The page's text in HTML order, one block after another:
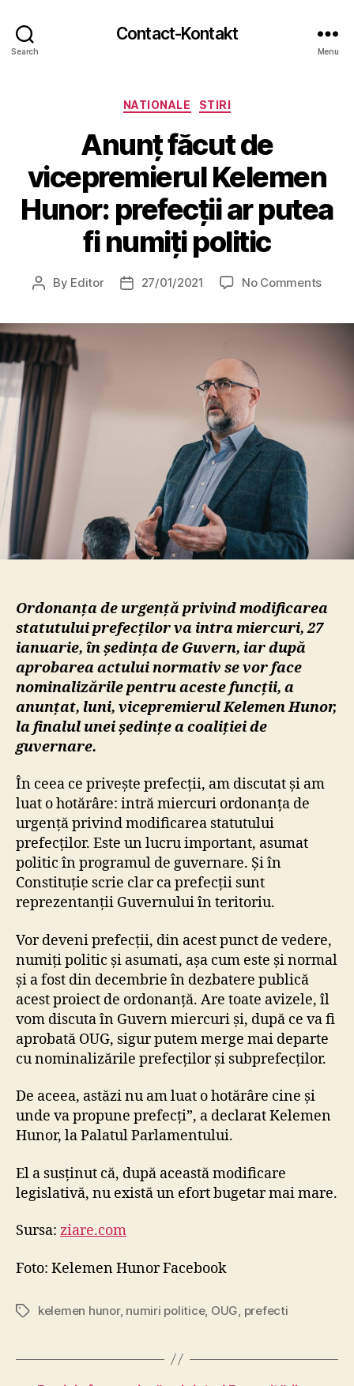
Search
Contact-Kontakt
Menu
Categories
NATIONALE STIRI
Anunț făcut de
vicepremierul Kelemen
Hunor: prefecții ar putea
fi numiți politic
Post
By Editor
Post27/01/2021 No Commentson
Ordonanța de urgență privind modificarea
statutului prefecților va intra miercuri, 27
ianuarie, în ședința de Guvern, iar după
aprobarea actului normativ se vor face
nominalizările pentru aceste funcții, a
anunțat, luni, vicepremierul Kelemen Hunor,
la finalul unei ședințe a coaliției de
guvernare.
În ceea ce privește prefecții, am discutat și am
luat o hotărâre: intră miercuri ordonanța de
urgență privind modificarea statutului
prefecților. Este un lucru important, asumat
politic în programul de guvernare. Și în
Constituție scrie clar ca prefecții sunt
reprezentanții Guvernului în teritoriu.
Vor deveni prefecții, din acest punct de vedere,
numiți politic și asumati, așa cum este și normal
și a fost din decembrie în dezbatere publică
acest proiect de ordonanță. Are toate avizele, îl
vom discuta în Guvern miercuri și, după ce va fi
aprobată OUG, sigur putem merge mai departe
cu nominalizările prefecților și subprefecților.
De aceea, astăzi nu am luat o hotărâre cine și
unde va propune prefecți”, a declarat Kelemen
Hunor, la Palatul Parlamentului.
El a susținut că, după această modificare
legislativă, nu există un efort bugetar mai mare.
Sursa: ziare.com
Foto: Kelemen Hunor Facebook
Tagskelemen hunor, numiri politice, OUG prefecti